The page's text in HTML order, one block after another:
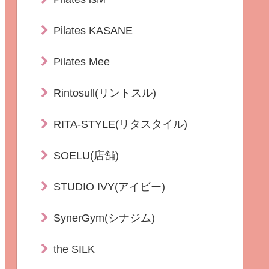
Pilates KASANE
Pilates Mee
Rintosull(リントスル)
RITA-STYLE(リタスタイル)
SOELU(店舗)
STUDIO IVY(アイビー)
SynerGym(シナジム)
the SILK